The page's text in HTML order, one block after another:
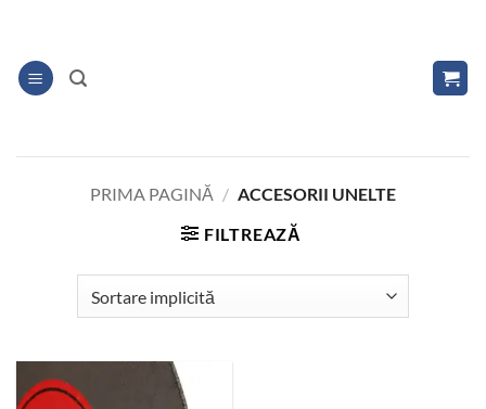
content
PRIMA PAGINĂ / ACCESORII UNELTE
FILTREAZĂ